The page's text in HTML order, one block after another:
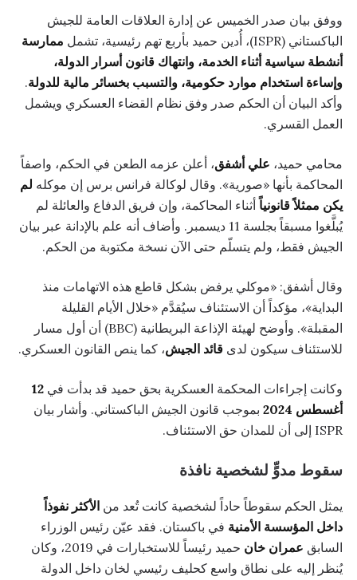
ووفق بيان صدر الخميس عن إدارة العلاقات العامة للجيش
الباكستاني (ISPR)، أُدين حميد بأربع تهم رئيسية، تشمل
ممارسة
أنشطة سياسية أثناء الخدمة، وانتهاك قانون أسرار الدولة،
وإساءة استخدام موارد حكومية، والتسبب بخسائر مالية للدولة.
وأكد البيان أن الحكم صدر وفق نظام القضاء العسكري ويشمل
العمل القسري.
محامي حميد، علي أشفق، أعلن عزمه الطعن في الحكم، واصفاً
المحاكمة بأنها «صورية». وقال لوكالة فرانس برس إن موكله لم
يكن ممثلاً قانونياً أثناء المحاكمة، وإن فريق الدفاع والعائلة لم
يُبلَّغوا مسبقاً بجلسة 11 ديسمبر. وأضاف أنه علم بالإدانة عبر بيان
الجيش فقط، ولم يتسلّم حتى الآن نسخة مكتوبة من الحكم.
وقال أشفق: «موكلي يرفض بشكل قاطع هذه الاتهامات منذ
البداية»، مؤكداً أن الاستئناف سيُقدَّم «خلال الأيام القليلة
المقبلة». وأوضح لهيئة الإذاعة البريطانية (BBC) أن أول مسار
للاستئناف سيكون لدى قائد الجيش، كما ينص القانون العسكري.
وكانت إجراءات المحكمة العسكرية بحق حميد قد بدأت في 12
أغسطس 2024
بموجب قانون الجيش الباكستاني. وأشار بيان
ISPR إلى أن للمدان حق الاستئناف.
سقوط مدوٍّ لشخصية نافذة
يمثل الحكم سقوطاً حاداً لشخصية كانت تُعد من الأكثر نفوذاً
داخل المؤسسة الأمنية في باكستان. فقد عيّن رئيس الوزراء
السابق عمران خان
حميد رئيساً للاستخبارات في 2019، وكان
يُنظر إليه على نطاق واسع كحليف رئيسي لخان داخل الدولة